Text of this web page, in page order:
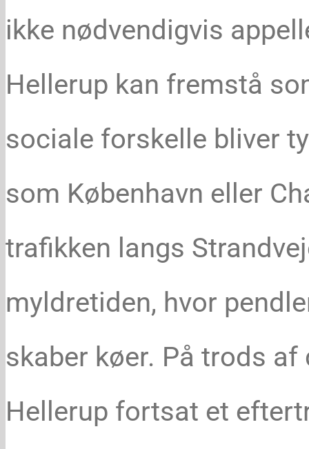
ikke nødvendigvis
Hellerup kan fremstå
sociale forskelle bliver
som København eller
trafikken langs
myldretiden, hvor
skaber køer. På trods
Hellerup fortsat et